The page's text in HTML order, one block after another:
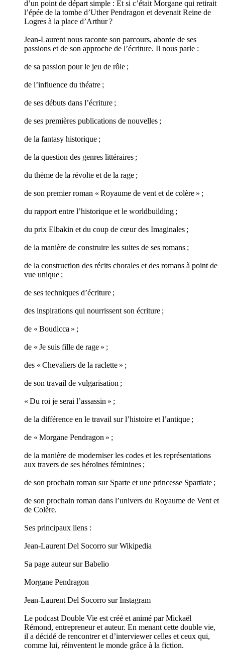
d’un point de départ simple : Et si c’était Morgane qui retirait
l’épée de la tombe d’Uther Pendragon et devenait Reine de
Logres à la place d’Arthur ?
Jean-Laurent nous raconte son parcours, aborde de ses
passions et de son approche de l’écriture. Il nous parle :
de sa passion pour le jeu de rôle ;
de l’influence du théatre ;
de ses débuts dans l’écriture ;
de ses premières publications de nouvelles ;
de la fantasy historique ;
de la question des genres littéraires ;
du thème de la révolte et de la rage ;
de son premier roman « Royaume de vent et de colère » ;
du rapport entre l’historique et le worldbuilding ;
du prix Elbakin et du coup de cœur des Imaginales ;
de la manière de construire les suites de ses romans ;
de la construction des récits chorales et des romans à point de
vue unique ;
de ses techniques d’écriture ;
des inspirations qui nourrissent son écriture ;
de « Boudicca » ;
de « Je suis fille de rage » ;
des « Chevaliers de la raclette » ;
de son travail de vulgarisation ;
« Du roi je serai l’assassin » ;
de la différence en le travail sur l’histoire et l’antique ;
de « Morgane Pendragon » ;
de la manière de moderniser les codes et les représentations
aux travers de ses héroïnes féminines ;
de son prochain roman sur Sparte et une princesse Spartiate ;
de son prochain roman dans l’univers du Royaume de Vent et
de Colère.
Ses principaux liens :
Jean-Laurent Del Socorro sur Wikipedia
Sa page auteur sur Babelio
Morgane Pendragon
Jean-Laurent Del Socorro sur Instagram
Le podcast Double Vie est créé et animé par Mickaël
Rémond, entrepreneur et auteur. En menant cette double vie,
il a décidé de rencontrer et d’interviewer celles et ceux qui,
comme lui, réinventent le monde grâce à la fiction.